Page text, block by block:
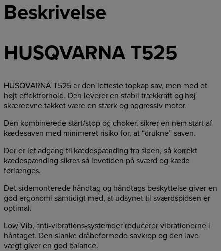
Beskrivelse
HUSQVARNA T525
HUSQVARNA T525 er den letteste topkap sav, men med et
højt effektforhold. Den leverer en stabil trækkraft og høj
skæreevne takket være en stærk og aggressiv motor.
Den kombinerede start/stop og choker, sikrer en nem start af
kædesaven med minimeret risiko for, at “drukne” saven.
Der er let adgang til kædespænding fra siden, så korrekt
kædespænding sikres så levetiden på sværd og kæde
forlænges.
Det sidemonterede håndtag og håndtags-beskyttelse giver en
god ergonomi samtidigt med, at udsynet til sværdspidsen er
optimal.
Low Vib, anti-vibrations-systemder reducerer vibrationerne i
håntaget. Den slanke dråbeformede savkrop og den lave
vægt giver en god balance.